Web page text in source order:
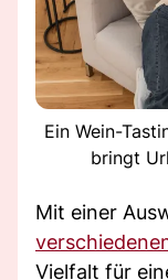
Ein Wein-
bringt
Mit einer
Vielfalt für